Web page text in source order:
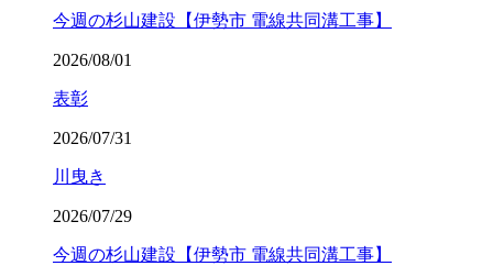
今週の杉山建設【伊勢市 電線共同溝工事】
2026/08/01
表彰
2026/07/31
川曳き
2026/07/29
今週の杉山建設【伊勢市 電線共同溝工事】